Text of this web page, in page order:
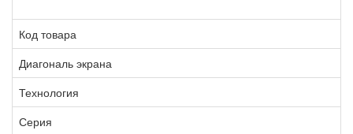
Код товара
Диагональ экрана
Технология
Серия